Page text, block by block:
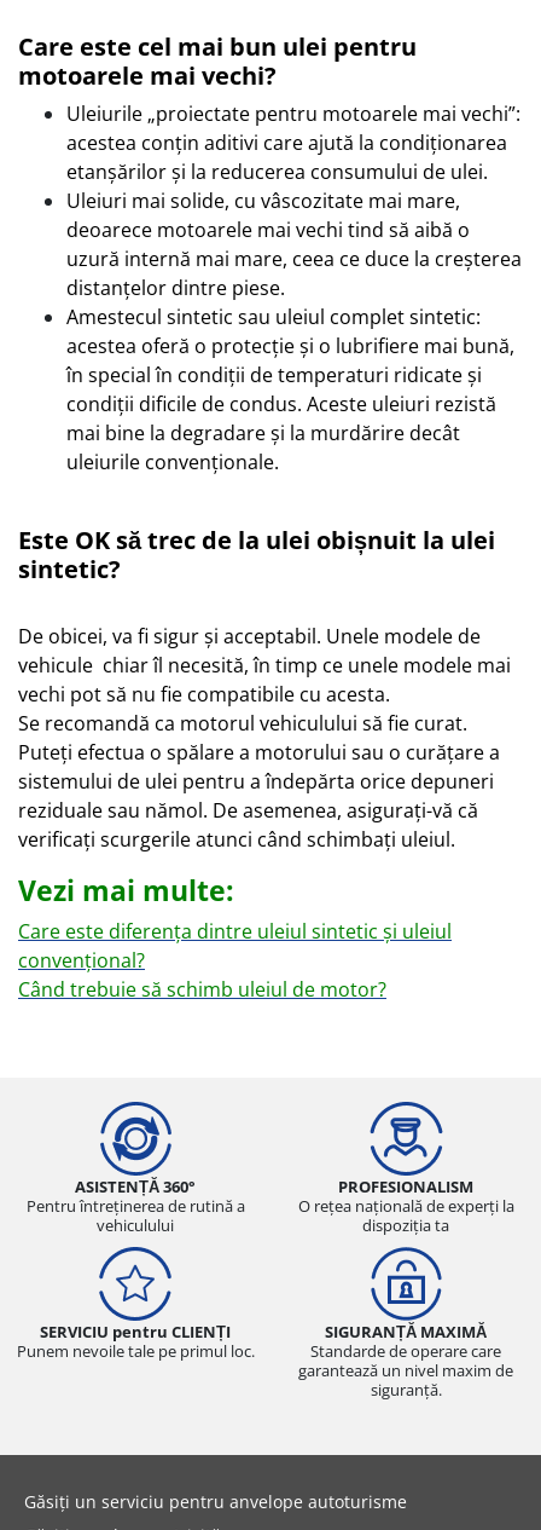
Care este cel mai bun ulei pentru
motoarele mai vechi?
Uleiurile „proiectate pentru motoarele mai vechi”:
acestea conțin aditivi care ajută la condiționarea
etanșărilor și la reducerea consumului de ulei.
Uleiuri mai solide, cu vâscozitate mai mare,
deoarece motoarele mai vechi tind să aibă o
uzură internă mai mare, ceea ce duce la creșterea
distanțelor dintre piese.
Amestecul sintetic sau uleiul complet sintetic:
acestea oferă o protecție și o lubrifiere mai bună,
în special în condiții de temperaturi ridicate și
condiții dificile de condus. Aceste uleiuri rezistă
mai bine la degradare și la murdărire decât
uleiurile convenționale.
Este OK să trec de la ulei obișnuit la ulei
sintetic?
De obicei, va fi sigur și acceptabil. Unele modele de
vehicule chiar îl necesită, în timp ce unele modele mai
vechi pot să nu fie compatibile cu acesta.
Se recomandă ca motorul vehiculului să fie curat.
Puteți efectua o spălare a motorului sau o curățare a
sistemului de ulei pentru a îndepărta orice depuneri
reziduale sau nămol. De asemenea, asigurați-vă că
verificați scurgerile atunci când schimbați uleiul.
Vezi mai multe:
Care este diferența dintre uleiul sintetic și uleiul
convențional?
Când trebuie să schimb uleiul de motor?
ASISTENȚĂ 360°
Pentru întreținerea de rutină a
vehiculului
PROFESIONALISM
O rețea națională de experți la
dispoziția ta
SERVICIU pentru CLIENȚI
Punem nevoile tale pe primul loc.
SIGURANȚĂ MAXIMĂ
Standarde de operare care
garantează un nivel maxim de
siguranță.
Găsiți un serviciu pentru anvelope autoturisme